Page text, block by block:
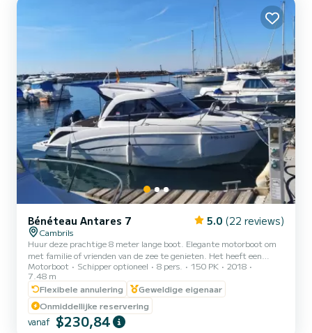
Bénéteau Antares 7 5.0 (22 reviews)
Cambrils
Huur deze prachtige 8 meter lange boot. Elegante motorboot om
met familie of vrienden van de zee te genieten. Het heeft een
capaciteit van 8 personen en biedt plaats aan 3 personen om de
nacht door te brengen, omdat het een dubbele cabine heeft. Ideaal
voor dagtochten, deze boot verrast door zijn eenvoudige bediening
en comfort tijdens de navigatie. Krachtige motor van 150 pk,
perfect voor snelle ritten. Goedgekeurd voor navigatiezone 4 mijl.
Elektronica van de nieuwste generatie. Comfortabe...
Motorboot Schipper optioneel 8 pers. 150 PK
2018
7.48 m
Flexibele annulering
Geweldige eigenaar
Onmiddellijke reservering
vanaf $230,84